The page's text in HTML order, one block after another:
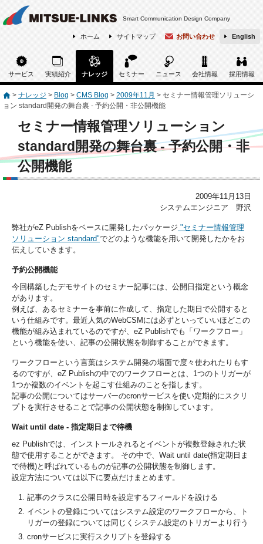
Smart Communication Design Company
ホーム サイトマップ お問い合わせ English
サービス 実績紹介 ナレッジ セミナー ニュース 会社情報 採用情報
> ナレッジ > Blog > CMS Blog > 2009年11月 > セミナー情報管理ソリューシ
ョン standard開発の舞台裏 - 予約公開・非公開機能
セミナー情報管理ソリューション
standard開発の舞台裏 - 予約公開・非
公開機能
2009年11月13日
システムエンジニア 野沢
弊社がeZ Publishをベースに開発したパッケージ "セミナー情報管理
ソリューション standard"でどのような機能を用いて開発したかをお
伝えしていきます。
予約公開機能
今回構築したデモサイトのセミナー記事には、公開日指定という概念
があります。
例えば、あるセミナーを事前に作成して、指定した期日で公開すると
いう仕組みです。最近人気のWebCSMには必ずといっていいほどこの
機能が組み込まれているのですが、eZ Publishでも「ワークフロー」
という機能を使い、記事の公開状態を制御することができます。
ワークフローという言葉はシステム開発の場面で度々使われたりもす
るのですが、eZ Publishの中でのワークフローとは、1つのトリガーが
1つか複数のイベントを起こす仕組みのことを指します。
記事の公開についてはサーバーのcronサービスを使い定期的にスクリ
プトを実行させることで記事の公開状態を制御しています。
Wait until date - 指定期日まで待機
ez Publishでは、インストールされるとイベントが複数登録された状
態で使用することができます。 その中で、Wait until date(指定期日ま
で待機)と呼ばれているものが記事の公開状態を制御します。
設定方法については以下に要点だけまとめます。
記事のクラスに公開日時を設定するフィールドを設ける
イベントの登録についてはシステム設定のワークフローから、ト
リガーの登録については同じくシステム設定のトリガーより行う
cronサービスに実行スクリプトを登録する